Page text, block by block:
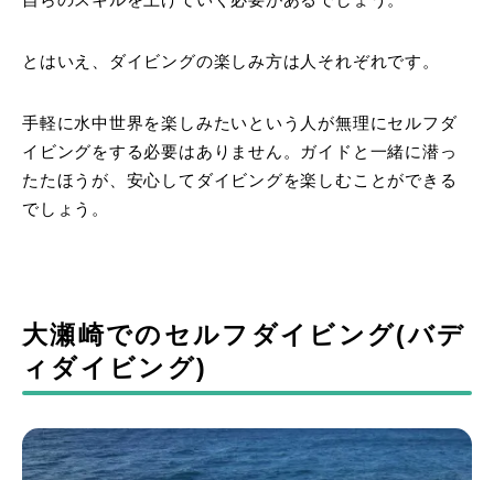
とはいえ、ダイビングの楽しみ方は人それぞれです。
手軽に水中世界を楽しみたいという人が無理にセルフダ
イビングをする必要はありません。ガイドと一緒に潜っ
たたほうが、安心してダイビングを楽しむことができる
でしょう。
大瀬崎でのセルフダイビング(バデ
ィダイビング)